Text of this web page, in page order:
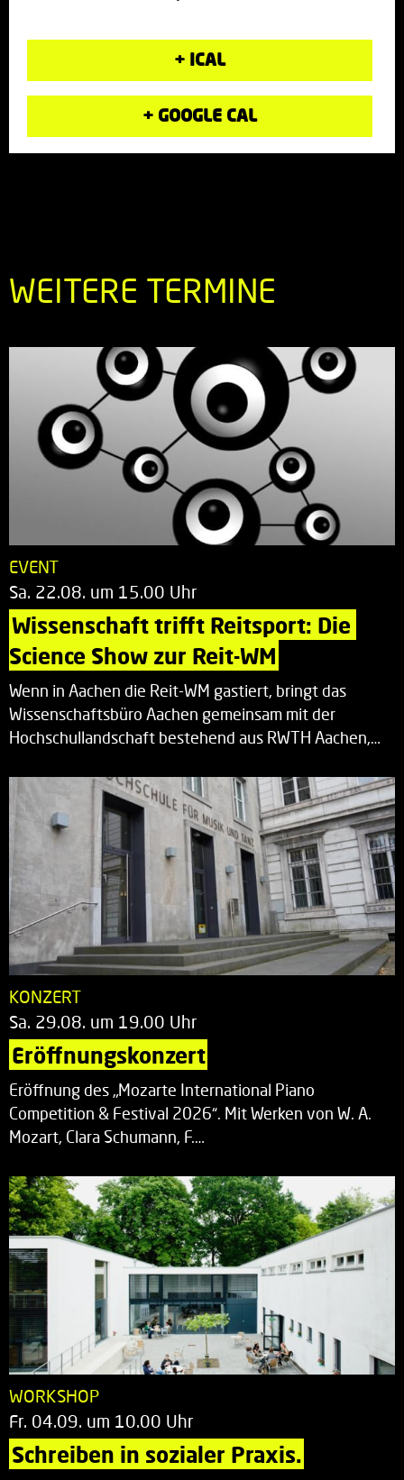
+ ICAL
+ GOOGLE CAL
WEITERE TERMINE
EVENT
Sa. 22.08. um 15.00 Uhr
Wissenschaft trifft Reitsport: Die
Science Show zur Reit-WM
Wenn in Aachen die Reit-WM gastiert, bringt das
Wissenschaftsbüro Aachen gemeinsam mit der
Hochschullandschaft bestehend aus RWTH Aachen,…
KONZERT
Sa. 29.08. um 19.00 Uhr
Eröffnungskonzert
Eröffnung des „Mozarte International Piano
Competition & Festival 2026“. Mit Werken von W. A.
Mozart, Clara Schumann, F.…
WORKSHOP
Fr. 04.09. um 10.00 Uhr
Schreiben in sozialer Praxis.